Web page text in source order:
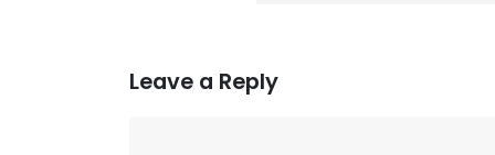
Leave a Reply